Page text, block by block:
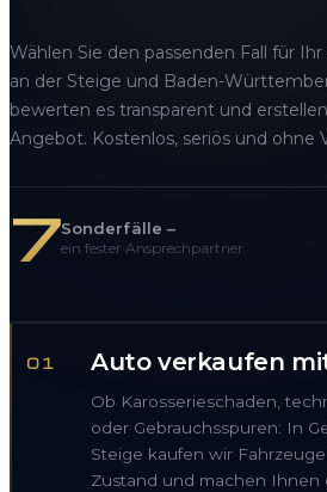
Wählen Sie den passenden Fall für
an der Steige und Baden-
bewerten es transparent und
Angebot. Kostenlos, seriös und ohne
7Sonderfälle –
ein fester Ansprechpartner
01 Auto verkaufen
Ob Karosserieschaden,
oder Gebrauchsspuren: In
Steige kaufen wir
Zustand und machen Ihnen